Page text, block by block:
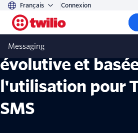
Français Connexion
Messaging
Tarification
évolutive et
l'utilisation pour
SMS